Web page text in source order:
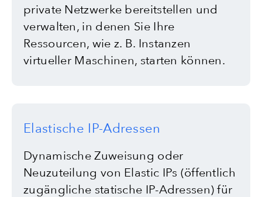
private Netzwerke bereitstellen und
verwalten, in denen Sie Ihre
Ressourcen, wie z. B. Instanzen
virtueller Maschinen, starten können.
Elastische IP-Adressen
Dynamische Zuweisung oder
Neuzuteilung von Elastic IPs (öffentlich
zugängliche statische IP-Adressen) für